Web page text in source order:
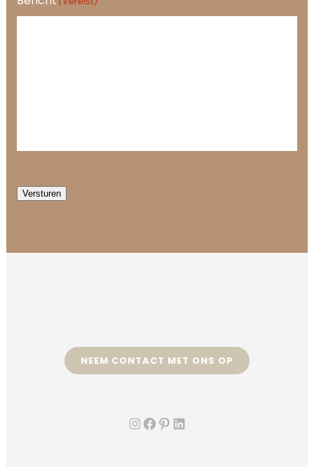
Versturen
NEEM CONTACT MET ONS OP
Instagram
Facebook
Pinterest
LinkedIn